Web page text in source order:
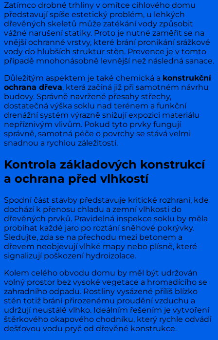
Zatímco drobné trhliny v omítce cihlového domu
představují spíše estetický problém, u lehkých
dřevěných skeletů může zatékání vody způsobit
vážné narušení statiky. Proto je nutné zaměřit se na
vnější ochranné vrstvy, které brání pronikání srážkové
vody do hlubších struktur stěn. Prevence je v tomto
případě mnohonásobně levnější než následná sanace.
Důležitým aspektem je také chemická a konstrukční
ochrana dřeva, která začíná již při samotném návrhu
budovy. Správně navržené přesahy střechy,
dostatečná výška soklu nad terénem a funkční
drenážní systém výrazně snižují expozici materiálu
nepříznivým vlivům. Pokud tyto prvky fungují
správně, samotná péče o povrchy se stává velmi
snadnou a rychlou záležitostí.
Kontrola základových konstrukcí
a ochrana před vlhkostí
Spodní část stavby představuje kritické rozhraní, kde
dochází k přenosu chladu a zemní vlhkosti do
dřevěných prvků. Pravidelná inspekce soklu by měla
probíhat každé jaro po roztání sněhové pokrývky.
Sledujte, zda se na přechodu mezi betonem a
dřevem neobjevují vlhké mapy nebo plísně, které
signalizují poškození hydroizolace.
Kolem celého obvodu domu by měl být udržován
volný prostor bez vysoké vegetace a hromadícího se
zahradního odpadu. Rostliny vysázené příliš blízko
stěn totiž brání přirozenému proudění vzduchu a
udržují neustálé vlhko. Ideálním řešením je vytvoření
štěrkového okapového chodníku, který rychle odvádí
dešťovou vodu pryč od dřevěné konstrukce.